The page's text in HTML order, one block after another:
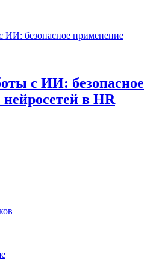
с ИИ: безопасное
в HR